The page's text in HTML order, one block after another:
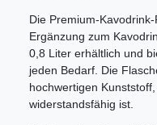
Die Premium-
Ergänzung zum
0,8 Liter erhältlich und
jeden Bedarf. Die
hochwertigen
widerstandsfähig ist.